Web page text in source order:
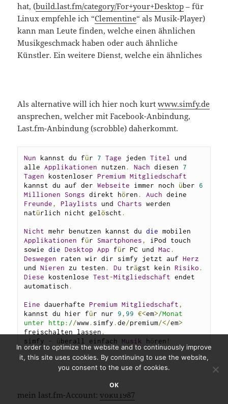
hat, (build.last.fm/category/For+your+Desktop – für
Linux empfehle ich “Clementine“ als Musik-Player)
kann man Leute finden, welche einen ähnlichen
Musikgeschmack haben oder auch ähnliche
Künstler. Ein weitere Dienst, welche ein ähnliches
Als alternative will ich hier noch kurtwww.simfy.de
ansprechen, welcher mit Facebook-Anbindung,
Last.fm-Anbindung (scrobble) daherkommt.
Nun kannst du für 7 Tage jeden Titel und
alle Applikationen nutzen. Nach diesen 7
Tagen kostenloser Premium Mitgliedschaft
kannst du auf der Webseite immer noch über 6
Millionen
Songs direkt hören. Auch
Freunde, Playlists und Charts werden
natürlich nicht gelöscht.
Nicht mehr benutzen kannst du die
Applikationen für Smartphones,
iPod touch
sowie die Desktop App für PC und Mac.
Deswegen raten wir dir simfy jetzt auf Herz
und Nieren zu testen. Du trägst kein Risiko.
Diese kostenlose Test-Mitgliedschaft endet
automatisch.
Eine dauerhafte Premium Mitgliedschaft,
kannst du hier für nur 9, 99 €<em>/Monat
unter http://www. simfy.de/premium/</em>
freischalten lassen.
simfy – überall einfach Musik hören !
mein last.fm-Account:voku1987
In order to optimize the website and to continuously improve
it, this site uses cookies. By continuing to use the website,
you consent to the use of cookies.
OK